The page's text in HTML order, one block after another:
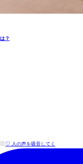
？
♡ 人の声を吸音してく